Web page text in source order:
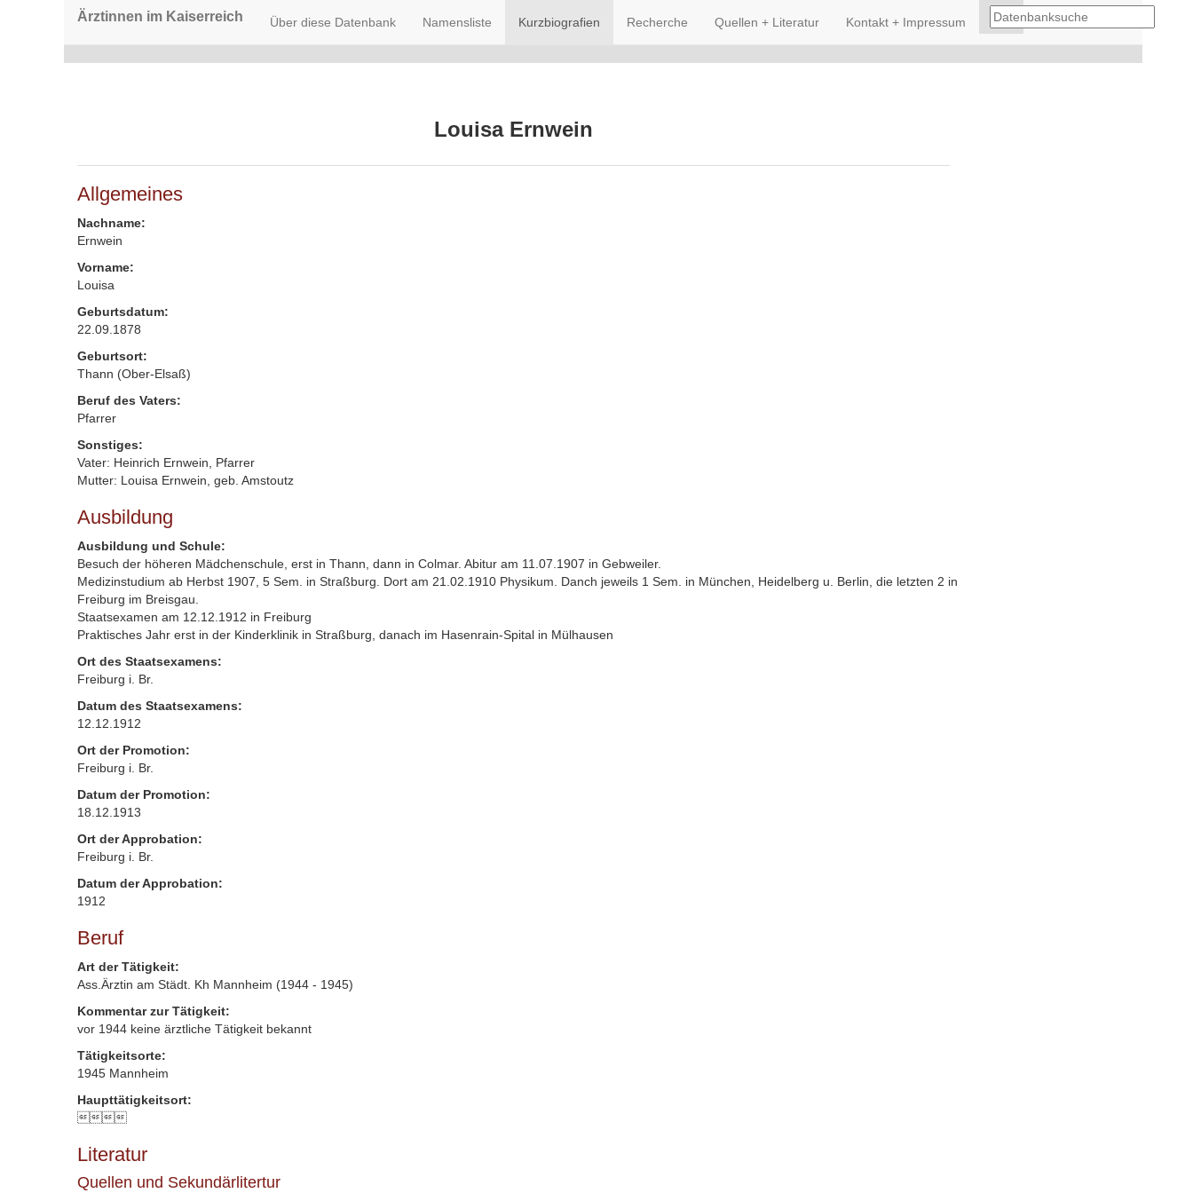
Ärztinnen im Kaiserreich Über diese Datenbank Namensliste Kurzbiografien Recherche Quellen + Literatur Kontakt + Impressum
Louisa Ernwein
Allgemeines
Nachname:
Ernwein
Vorname:
Louisa
Geburtsdatum:
22.09.1878
Geburtsort:
Thann (Ober-Elsaß)
Beruf des Vaters:
Pfarrer
Sonstiges:
Vater: Heinrich Ernwein, Pfarrer
Mutter: Louisa Ernwein, geb. Amstoutz
Ausbildung
Ausbildung und Schule:
Besuch der höheren Mädchenschule, erst in Thann, dann in Colmar. Abitur am 11.07.1907 in Gebweiler.
Medizinstudium ab Herbst 1907, 5 Sem. in Straßburg. Dort am 21.02.1910 Physikum. Danch jeweils 1 Sem. in München, Heidelberg u. Berlin, die letzten 2 in
Freiburg im Breisgau.
Staatsexamen am 12.12.1912 in Freiburg
Praktisches Jahr erst in der Kinderklinik in Straßburg, danach im Hasenrain-Spital in Mülhausen
Ort des Staatsexamens:
Freiburg i. Br.
Datum des Staatsexamens:
12.12.1912
Ort der Promotion:
Freiburg i. Br.
Datum der Promotion:
18.12.1913
Ort der Approbation:
Freiburg i. Br.
Datum der Approbation:
1912
Beruf
Art der Tätigkeit:
Ass.Ärztin am Städt. Kh Mannheim (1944 - 1945)
Kommentar zur Tätigkeit:
vor 1944 keine ärztliche Tätigkeit bekannt
Tätigkeitsorte:
1945 Mannheim
Haupttätigkeitsort:
Literatur
Quellen und Sekundärlitertur